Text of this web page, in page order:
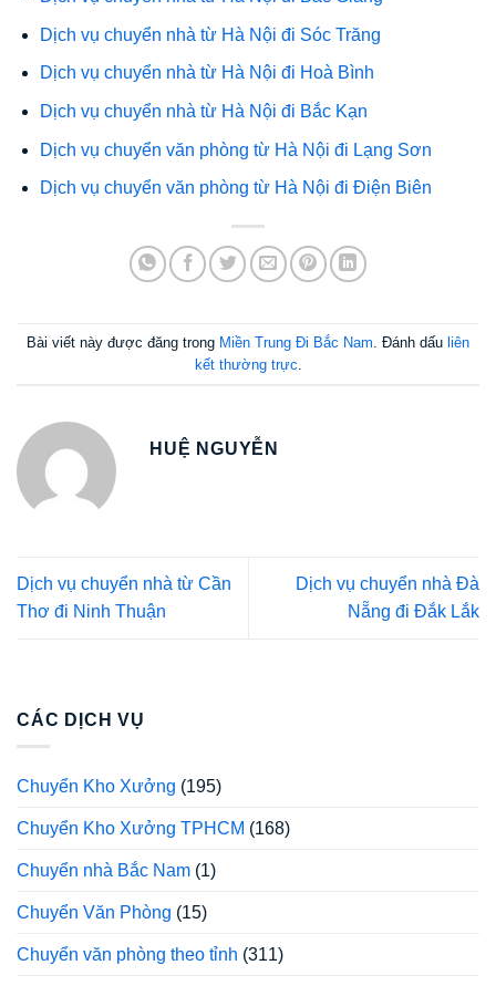
Dịch vụ chuyển nhà từ Hà Nội đi Sóc Trăng
Dịch vụ chuyển nhà từ Hà Nội đi Hoà Bình
Dịch vụ chuyển nhà từ Hà Nội đi Bắc Kạn
Dịch vụ chuyển văn phòng từ Hà Nội đi Lạng Sơn
Dịch vụ chuyển văn phòng từ Hà Nội đi Điện Biên
Bài viết này được đăng trong Miền Trung Đi Bắc Nam . Đánh dấu liên
kết thường trực
HUỆ NGUYỄN
Dịch vụ chuyển nhà từ Cần
Thơ đi Ninh Thuận
Dịch vụ chuyển nhà Đà
Nẵng đi Đắk Lắk
CÁC DỊCH VỤ
Chuyển Kho Xưởng (195)
Chuyển Kho Xưởng TPHCM (168)
Chuyển nhà Bắc Nam (1)
Chuyển Văn Phòng (15)
Chuyển văn phòng theo tỉnh (311)